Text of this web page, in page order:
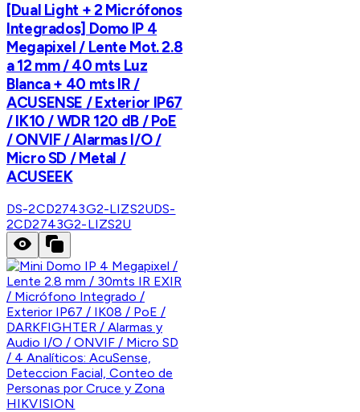
[Dual Light + 2 Micrófonos
Integrados] Domo IP 4
Megapixel / Lente Mot. 2.8
a 12 mm / 40 mts Luz
Blanca + 40 mts IR /
ACUSENSE / Exterior IP67
/ IK10 / WDR 120 dB / PoE
/ ONVIF / Alarmas I/O /
Micro SD / Metal /
ACUSEEK
DS-2CD2743G2-LIZS2UDS-
2CD2743G2-LIZS2U
HIKVISION